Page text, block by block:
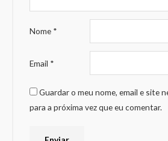
Nome *
Email *
Guardar o meu nome, email e site
para a próxima vez que eu comentar.